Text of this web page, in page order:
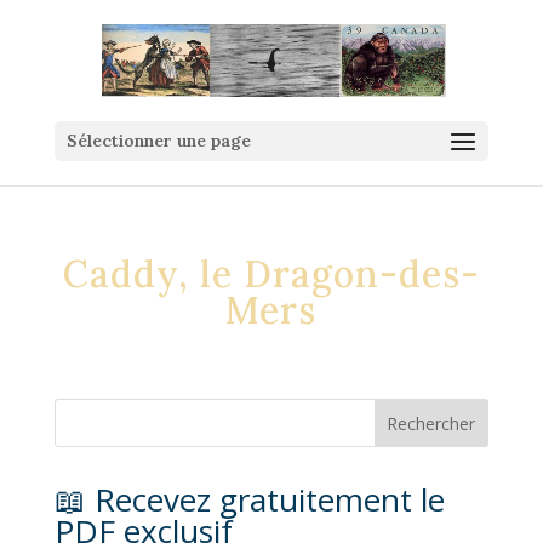
Sélectionner une page
Caddy, le Dragon-des-
Mers
📖 Recevez gratuitement le
PDF exclusif